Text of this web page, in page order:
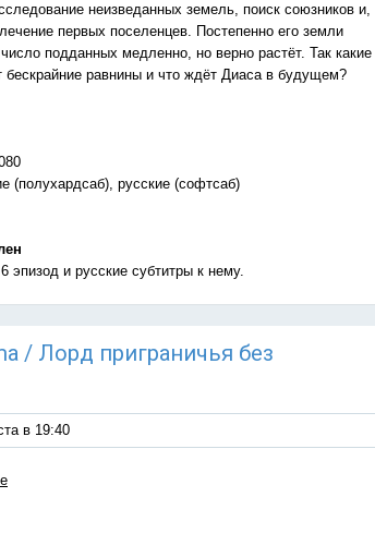
неизведанных земель, поиск союзников и,
первых поселенцев. Постепенно его земли
подданных медленно, но верно растёт. Так какие
бескрайние равнины и что ждёт Диаса в будущем?
(полухардсаб), русские (софтсаб)
эпизод и русские субтитры к нему.
/ Лорд приграничья без
в 19:40